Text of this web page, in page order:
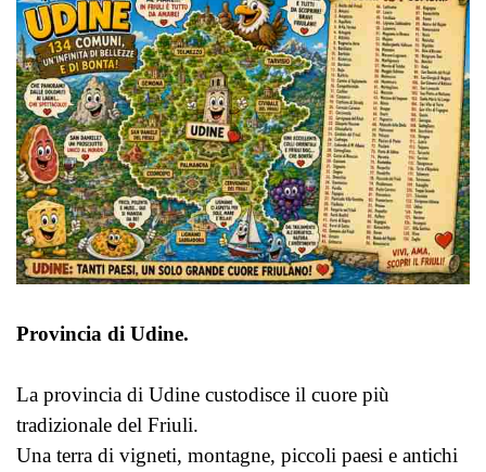
Provincia di Udine.
La provincia di Udine custodisce il cuore più
tradizionale del Friuli.
Una terra di vigneti, montagne, piccoli paesi e antichi